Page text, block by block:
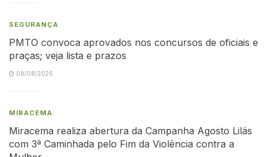
SEGURANÇA
PMTO convoca aprovados nos concursos de oficiais e
praças; veja lista e prazos
08/08/2026
MIRACEMA
Miracema realiza abertura da Campanha Agosto Lilás
com 3ª Caminhada pelo Fim da Violência contra a